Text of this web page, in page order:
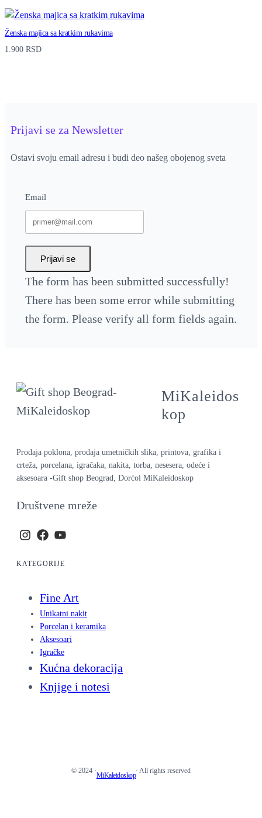
t
y
Ženska majica sa kratkim rukavima
1.900 RSD
Prijavi se za Newsletter
Ostavi svoju email adresu i budi deo našeg obojenog sveta
Email
Prijavi se
The form has been submitted successfully!
There has been some error while submitting
the form. Please verify all form fields again.
MiKaleidos
kop
Prodaja poklona, prodaja umetničkih slika, printova, grafika i
crteža, porcelana, igračaka, nakita, torba, nesesera, odeće i
aksesoara -Gift shop Beograd, Dorćol MiKaleidoskop
Društvene mreže
KATEGORIJE
Fine Art
Unikatni nakit
Porcelan i keramika
Aksesoari
Igračke
Kućna dekoracija
Knjige i notesi
© 2024 ·
MiKaleidoskop
· All rights reserved